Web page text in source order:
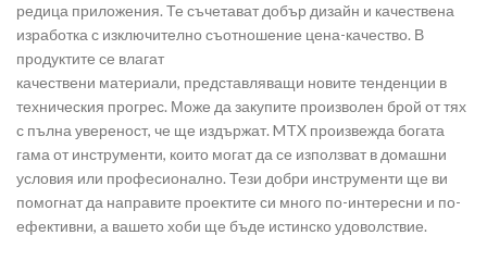
редица приложения. Те съчетават добър дизайн и качествена
изработка с изключително съотношение цена-качество. В
продуктите се влагат
качествени материали, представляващи новите тенденции в
техническия прогрес. Може да закупите произволен брой от тях
с пълна увереност, че ще издържат. MTX произвежда богата
гама от инструменти, които могат да се използват в домашни
условия или професионално. Тези добри инструменти ще ви
помогнат да направите проектите си много по-интересни и по-
ефективни, а вашето хоби ще бъде истинско удоволствие.